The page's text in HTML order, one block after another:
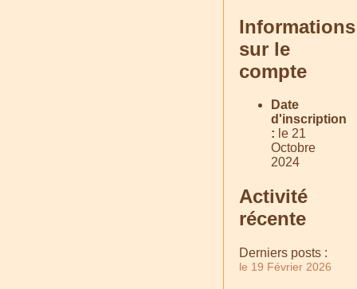
Informations
sur le
compte
Date
d'inscription
: le 21
Octobre
2024
Activité
récente
Derniers posts :
le 19 Février 2026